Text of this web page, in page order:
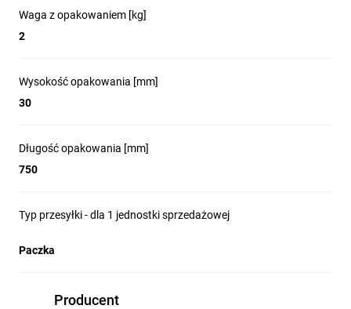
Waga z opakowaniem [kg]
2
Wysokość opakowania [mm]
30
Długość opakowania [mm]
750
Typ przesyłki - dla 1 jednostki sprzedażowej
Paczka
Producent